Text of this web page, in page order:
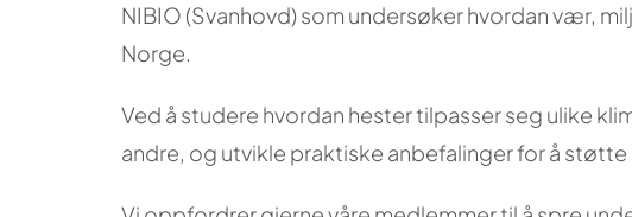
NIBIO (Svanhovd) som undersøker hvordan vær,
Norge.
Ved å studere hvordan hester tilpasser seg ulike
andre, og utvikle praktiske anbefalinger for å